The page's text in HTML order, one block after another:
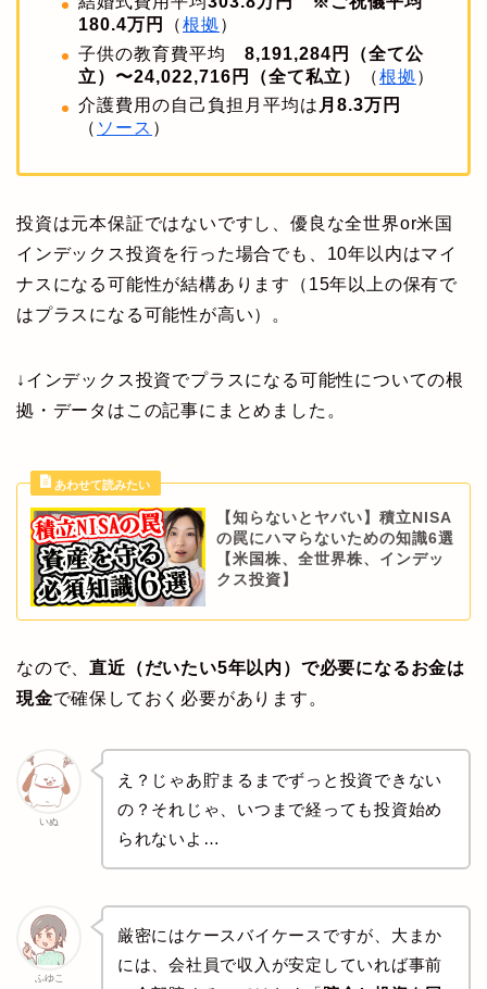
180.4万円
（根拠）
子供の教育費平均 8,191,284円（全て公
立）〜24,022,716円（全て私立）
（根拠）
介護費用の自己負担月平均は 月8.3万円
（ ソース ）
投資は元本保証ではないですし、優良な全世界or米国
インデックス投資を行った場合でも、10年以内はマイ
ナスになる可能性が結構あります（15年以上の保有で
はプラスになる可能性が高い）。
↓インデックス投資でプラスになる可能性についての根
拠・データはこの記事にまとめました。
【知らないとヤバい】積立NISA
の罠にハマらないための知識6選
【米国株、全世界株、インデッ
クス投資】
なので、直近（だいたい5年以内）で必要になるお金は
現金で確保しておく必要があります。
いぬ
え？じゃあ貯まるまでずっと投資できない
の？それじゃ、いつまで経っても投資始め
られないよ…
ふゆこ
厳密にはケースバイケースですが、大まか
には、会社員で収入が安定していれば事前